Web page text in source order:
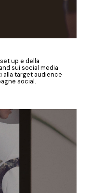
up e della
sui social media
alla target audience
social.